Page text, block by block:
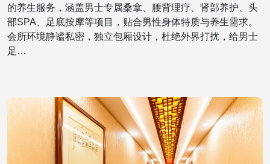
的养生服务，涵盖男士专属桑拿、腰背理疗、肾部养护、头
部SPA、足底按摩等项目，贴合男性身体特质与养生需求。
会所环境静谧私密，独立包厢设计，杜绝外界打扰，给男士
足…